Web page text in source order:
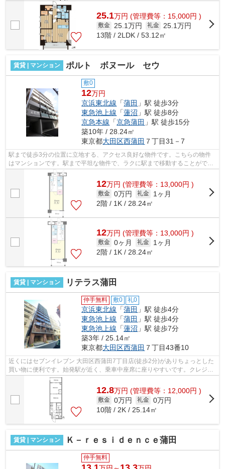
25.1万円 (管理費等：15,000円 )
敷金 25.1万円 礼金
25.1万円
13階 / 2LDK / 53.12㎡
賃貸 | マンション ポルト ボヌール セウ
敷0
12万円
京浜東北線 「蒲田 」駅 徒歩3分
東急池上線 「蓮沼 」駅 徒歩8分
京急本線 「京急蒲田 」駅 徒歩15分
築10年 / 28.24㎡
東京都大田区西蒲田 ７丁目31－7
駅まで徒歩3分の位置に立地する、アクセス良好な物件です。こちらの物件
はマンションです。駅まで平坦な物件で、ラクに駅まで移動することができ
ます。ATMに行かずとも、初期費用や家...
12万円 (管理費等：13,000円 )
敷金 0万円 礼金
1ヶ月
2階 / 1K / 28.24㎡
12万円 (管理費等：13,000円 )
敷金 0ヶ月 礼金
1ヶ月
2階 / 1K / 28.24㎡
賃貸 | マンション リテラス蒲田
仲手無料 敷0 礼0
京浜東北線 「蒲田 」駅 徒歩4分
東急池上線 「蒲田 」駅 徒歩4分
東急池上線 「蓮沼 」駅 徒歩7分
築3年 / 25.14㎡
東京都大田区西蒲田 ７丁目43番10
近くにはセブンイレブン 大田区西蒲田7丁目店(徒歩2分)がありちょっとした
買い物に便利です。始発駅が近く、乗車中座席に座りやすいです。クレジッ
トカードで初期費用がお支払いいただ...
12.8万円 (管理費等：12,000円 )
敷金 0万円 礼金 0万円
10階 / 2K / 25.14㎡
賃貸 | マンション Ｋ－ｒｅｓｉｄｅｎｃｅ蒲田
仲手無料